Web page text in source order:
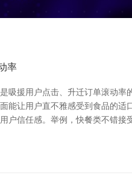
率
吸援用户点击、升迁订单滚动
能让用户直不雅感受到食品的
户信任感。举例，快餐类不错